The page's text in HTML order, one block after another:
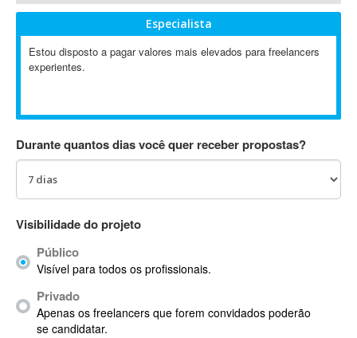
Ableton Live
Abstract
Abstract Window Toolkit (AWT)
AC Drives
ACARS
AccountMate
Acrobat
Acrobat X
Acronis
ACT
Especialista
Estou disposto a pagar valores mais elevados para freelancers
experientes.
Durante quantos dias você quer receber propostas?
Visibilidade do projeto
Público
Visível para todos os profissionais.
Privado
Apenas os freelancers que forem convidados poderão
se candidatar.